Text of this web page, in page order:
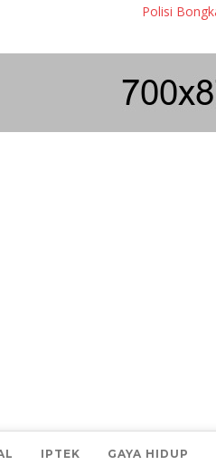
Polisi Bongkar
IPTEK GAYA HIDUP